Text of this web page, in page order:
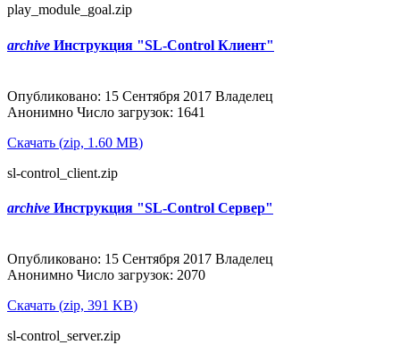
play_module_goal.zip
archive Инструкция "SL-Control Клиент"
Опубликовано: 15 Сентября 2017 Владелец
Анонимно Число загрузок: 1641
Скачать (zip, 1.60 MB)
sl-control_client.zip
archive Инструкция "SL-Control Сервер"
Опубликовано: 15 Сентября 2017 Владелец
Анонимно Число загрузок: 2070
Скачать (zip, 391 KB)
sl-control_server.zip